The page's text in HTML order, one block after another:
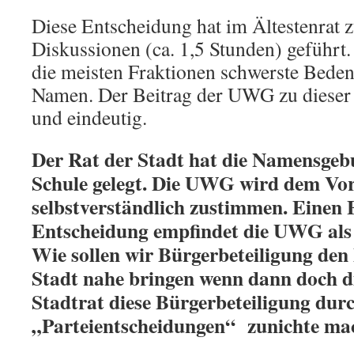
Diese Entscheidung hat im Ältestenrat
Diskussionen (ca. 1,5 Stunden)
die meisten Fraktionen schwerste
Namen. Der Beitrag der UWG zu
und eindeutig.
Der Rat der Stadt hat die
Schule gelegt. Die UWG wird dem
selbstverständlich zustimmen. Einen
Entscheidung empfindet die UWG
Wie sollen wir Bürgerbeteiligung den
Stadt nahe bringen wenn dann doch
Stadtrat diese Bürgerbeteiligung
„Parteientscheidungen“ zunichte